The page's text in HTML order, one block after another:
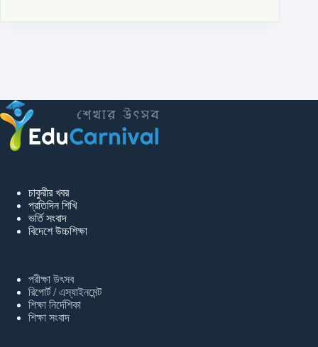
চাকুরীর খবর
প্রতিদিন শিখি
ভর্তি সংবাদ
বিদেশে উচ্চশিক্ষা
পরীক্ষা উৎসব
রিপোর্ট / এস্যাইনমেন্ট
শিক্ষা নির্দেশিকা
শিক্ষা সংবাদ